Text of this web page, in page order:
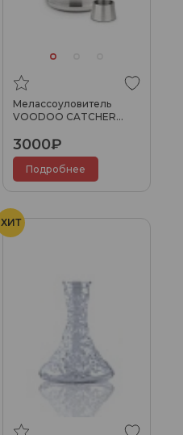
Меласcоуловитель
VOODOO CATCHER
(16х1)
3000₽
Подробнее
ХИТ